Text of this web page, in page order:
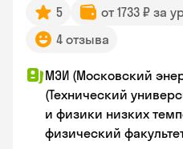
5 от 1733 ₽ за
4 отзыва
МЭИ (Московский
(Технический
и физики низких
физический